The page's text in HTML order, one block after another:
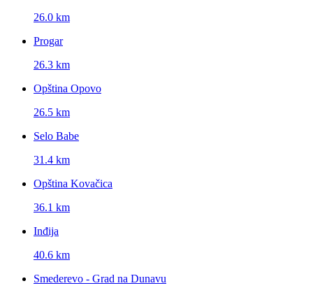
26.0 km
Progar
26.3 km
Opština Opovo
26.5 km
Selo Babe
31.4 km
Opština Kovačica
36.1 km
Inđija
40.6 km
Smederevo - Grad na Dunavu